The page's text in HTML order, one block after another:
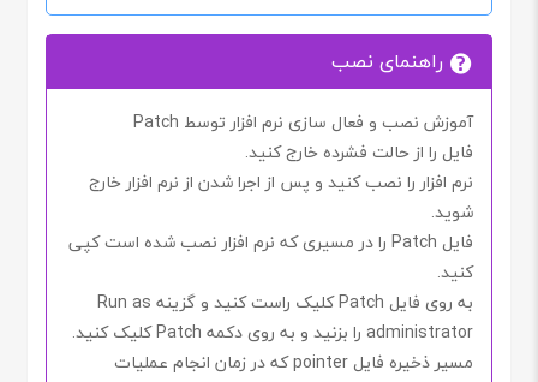
راهنمای نصب
آموزش نصب و فعال سازی نرم افزار توسط Patch
فایل را از حالت فشرده خارج کنید.
نرم افزار را نصب کنید و پس از اجرا شدن از نرم افزار خارج
شوید.
فایل Patch را در مسیری که نرم افزار نصب شده است کپی
کنید.
به روی فایل Patchکلیک راست کنید و گزینه Run as
administrator را بزنید و به روی دکمه Patchکلیک کنید.
مسیر ذخیره فایلpointerکه در زمان انجام عملیات